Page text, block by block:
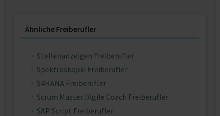
Ähnliche Freiberufler
Stellenanzeigen Freiberufler
Spektroskopie Freiberufler
S4HANA Freiberufler
Scrum Master /Agile Coach Freiberufler
SAP Script Freiberufler